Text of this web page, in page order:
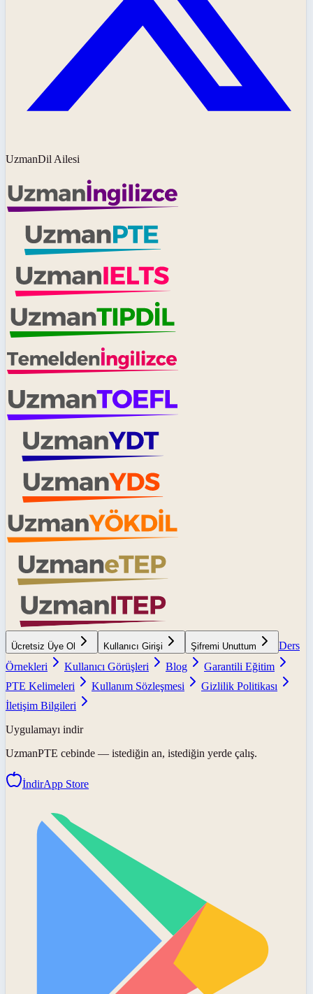
UzmanDil Ailesi
Ücretsiz Üye Ol Kullanıcı Girişi Şifremi Unuttum
Ders
Örnekleri
Kullanıcı Görüşleri Blog
Garantili Eğitim
PTE Kelimeleri
Kullanım Sözleşmesi
Gizlilik Politikası
İletişim Bilgileri
Uygulamayı indir
UzmanPTE cebinde — istediğin an, istediğin yerde çalış.
İndirApp Store